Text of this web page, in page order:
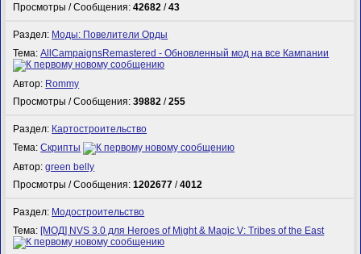
Просмотры / Сообщения:42682 /43
Раздел: Моды: Повелители Орды
Тема:AllCampaignsRemastered - Обновленный мод на все Кампании
Автор: Rommy
Просмотры / Сообщения:39882 /255
Раздел: Картостроительство
Тема:Скрипты
Автор:green belly
Просмотры / Сообщения:1202677 /4012
Раздел: Модостроительство
Тема:[МОД] NVS 3.0 для Heroes of Might & Magic V: Tribes of the East